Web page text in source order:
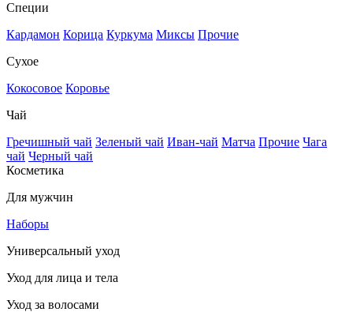
Специи
Кардамон Корица Куркума Миксы Прочие
Сухое
Кокосовое Коровье
Чай
Гречишный чай Зеленый чай Иван-чай Матча Прочие Чага
чай Черный чай
Косметика
Для мужчин
Наборы
Универсальный уход
Уход для лица и тела
Уход за волосами